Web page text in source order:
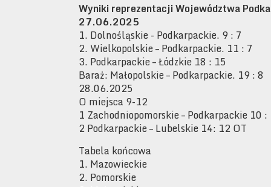
Wyniki reprezentacji Województwa
27.06.2025
1. Dolnośląskie - Podkarpackie. 9 : 7
2. Wielkopolskie – Podkarpackie. 11 : 7
3. Podkarpackie – Łódzkie 18 : 15
Baraż: Małopolskie – Podkarpackie. 19 : 8
28.06.2025
O miejsca 9-12
1 Zachodniopomorskie – Podkarpackie 10
2 Podkarpackie – Lubelskie 14: 12 OT
Tabela końcowa
1. Mazowieckie
2. Pomorskie